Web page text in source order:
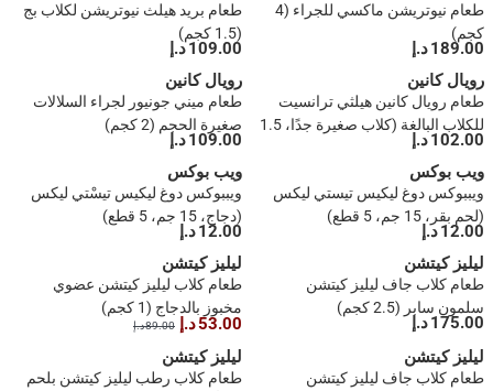
طعام نيوتريشن ماكسي للجراء (4
كجم)
189.00 د.إ
طعام بريد هيلث نيوتريشن لكلاب بج
(1.5 كجم)
109.00 د.إ
رويال كانين
طعام رويال كانين هيلثي ترانسيت
للكلاب البالغة (كلاب صغيرة جدًا، 1.5
كجم)
102.00 د.إ
رويال كانين
طعام ميني جونيور لجراء السلالات
صغيرة الحجم (2 كجم)
109.00 د.إ
ويب بوكس
ويببوكس دوغ ليكيس تيستي ليكس
(لحم بقر، 15 جم، 5 قطع)
12.00 د.إ
ويب بوكس
ويببوكس دوغ ليكيس تيسْتي ليكس
(دجاج، 15 جم، 5 قطع)
12.00 د.إ
ليليز كيتشن
طعام كلاب جاف ليليز كيتشن
سلمون سابر (2.5 كجم)
175.00 د.إ
ليليز كيتشن
طعام كلاب ليليز كيتشن عضوي
مخبوز بالدجاج (1 كجم)
53.00 د.إ 89.00 د.إ
ليليز كيتشن
طعام كلاب جاف ليليز كيتشن
ليليز كيتشن
طعام كلاب رطب ليليز كيتشن بلحم